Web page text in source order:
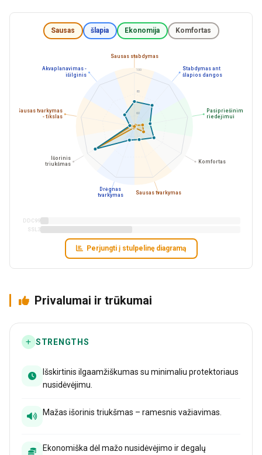
Sausas šlapia Ekonomija Komfortas
60
80
100
Sausas stabdymas
Stabdymas ant
šlapios dangos
Pasipriešinimas
riedėjimui
Komfortas
Sausas tvarkymas
Drėgnas
tvarkymas
Išorinis
triukšmas
Sausas tvarkymas
- tikslas
Akvaplanavimas -
išilginis
DDC99
SSL3
Perjungti į stulpelinę diagramą
Privalumai ir trūkumai
STRENGTHS
Išskirtinis ilgaamžiškumas su minimaliu protektoriaus
nusidėvėjimu.
Mažas išorinis triukšmas – ramesnis važiavimas.
Ekonomiška dėl mažo nusidėvėjimo ir degalų